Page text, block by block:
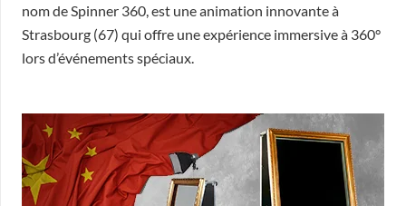
nom de Spinner 360, est une animation innovante à
Strasbourg (67) qui offre une expérience immersive à 360°
lors d’événements spéciaux.